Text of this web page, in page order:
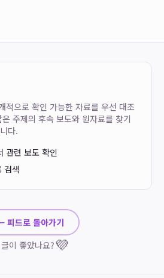
으로 확인 가능한 자료를 우선 대조
주제의 후속 보도와 원자료를 찾기
다.
련 보도 확인
검색
피드로 돌아가기
이 좋았나요? 💜